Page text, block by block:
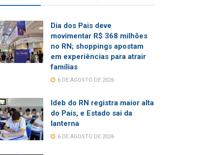
Dia dos Pais deve
movimentar R$ 368 milhões
no RN; shoppings apostam
em experiências para atrair
famílias
6 DE AGOSTO DE 2026
Ideb do RN registra maior alta
do País, e Estado sai da
lanterna
6 DE AGOSTO DE 2026